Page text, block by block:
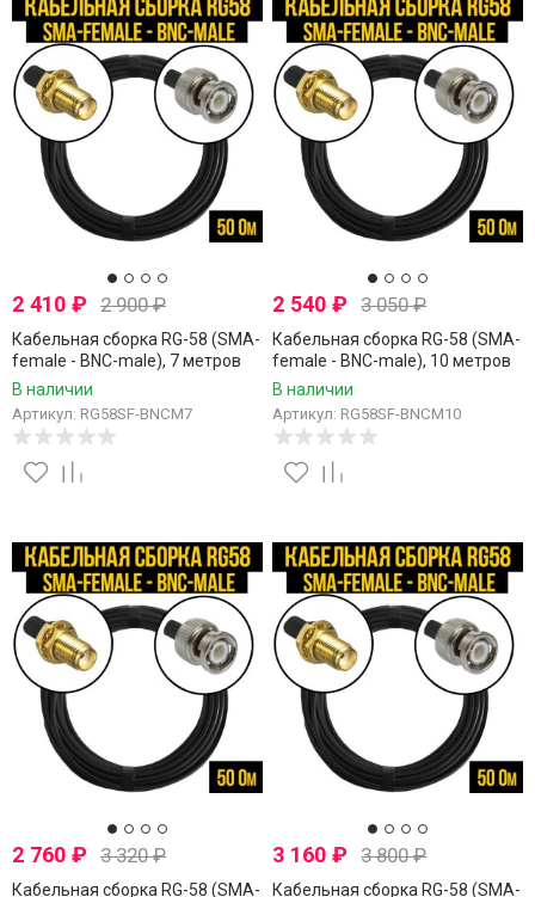
2 410 ₽ 2 900₽
Кабельная сборка RG-58 (SMA-
female - BNC-male), 7 метров
В наличии
Артикул: RG58SF-BNCM7
2 540₽ 3 050₽
Кабельная сборка RG-58 (SMA-
female - BNC-male), 10 метров
В наличии
Артикул: RG58SF-BNCM10
2 760 ₽ 3 320₽
Кабельная сборка RG-58 (SMA-
3 160₽ 3 800₽
Кабельная сборка RG-58 (SMA-